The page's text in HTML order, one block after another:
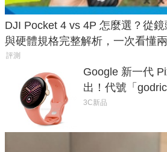
DJI Pocket 4 vs 4P 怎麼選？從
與硬體規格完整解析，一次看懂
評測
Google 新一代
出！代號「
鎖定 AI 應用
3C新品